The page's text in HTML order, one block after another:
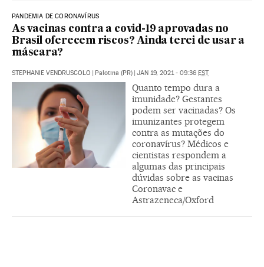
PANDEMIA DE CORONAVÍRUS
As vacinas contra a covid-19 aprovadas no
Brasil oferecem riscos? Ainda terei de usar a
máscara?
STEPHANIE VENDRUSCOLO | Palotina (PR) | JAN 19, 2021 - 09:36 EST
Quanto tempo dura a
imunidade? Gestantes
podem ser vacinadas? Os
imunizantes protegem
contra as mutações do
coronavírus? Médicos e
cientistas respondem a
algumas das principais
dúvidas sobre as vacinas
Coronavac e
Astrazeneca/Oxford